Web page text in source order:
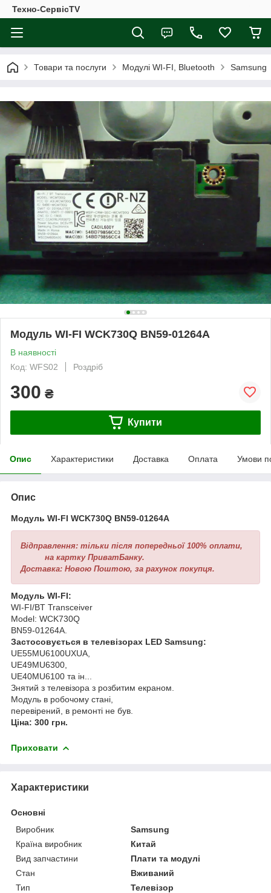
Техно-СервісTV
Товари та послуги Модулі WI-FI, Bluetooth Samsung
Модуль WI-FI WCK730Q BN59-01264A
В наявності
Код: WFS02
Роздріб
300 ₴
Купити
Опис Характеристики Доставка Оплата Умови
Опис
Модуль WI-FI WCK730Q BN59-01264A
Відправлення: тільки після попередньої 100% оплати,
на картку ПриватБанку.
Доставка: Новою Поштою, за рахунок покупця.
Модуль WI-FI:
WI-FI/BT Transceiver
Model: WCK730Q
BN59-01264A.
Застосовується в телевізорах LED Samsung:
UE55MU6100UXUA,
UE49MU6300,
UE40MU6100 та ін...
Знятий з телевізора з розбитим екраном.
Модуль в робочому стані,
перевірений, в ремонті не був.
Ціна: 300 грн.
Приховати
Характеристики
Основні
Виробник
Samsung
Країна виробник
Китай
Вид запчастини
Плати та модулі
Стан
Вживаний
Тип
Телевізор